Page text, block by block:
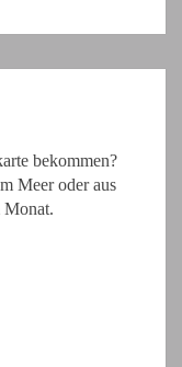
bekommen?
Meer oder aus
Monat.